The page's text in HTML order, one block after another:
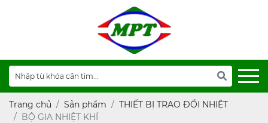
Trang chủ Sản phẩm
THIẾT BỊ TRAO ĐỔI NHIỆT
BỘ GIA NHIỆT KHÍ